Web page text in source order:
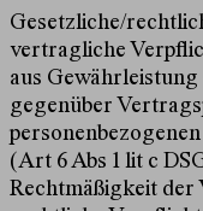
Gesetzliche/
vertragliche
aus
gegenüber
(Art 6 Abs 1 lit c
Rechtmäßigkeit der